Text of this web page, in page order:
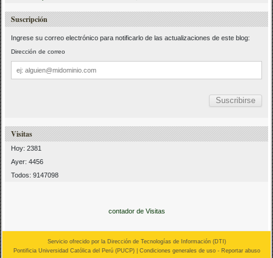
Suscripción
Ingrese su correo electrónico para notificarlo de las actualizaciones de este blog:
Dirección de correo
Dirección
de
correo
Visitas
Hoy: 2381
Ayer: 4456
Todos: 9147098
contador de Visitas
Servicio ofrecido por la Dirección de Tecnologías de Información (DTI )
Pontificia Universidad Católica del Perú (PUCP) | Condiciones generales de uso- Reportar abuso